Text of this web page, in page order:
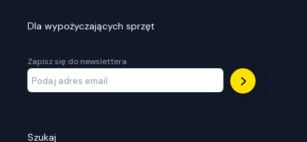
Dla wypożyczających sprzęt
Zapisz się do newslettera
Szukaj